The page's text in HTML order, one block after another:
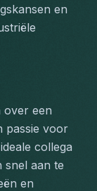
en
over een
passie voor
collega
snel aan te
en